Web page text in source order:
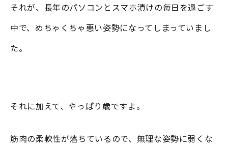
それが、長年のパソコンとスマホ漬けの毎日を過ごす
中で、めちゃくちゃ悪い姿勢になってしまっていまし
た。
それに加えて、やっぱり歳ですよ。
筋肉の柔軟性が落ちているので、無理な姿勢に弱くな